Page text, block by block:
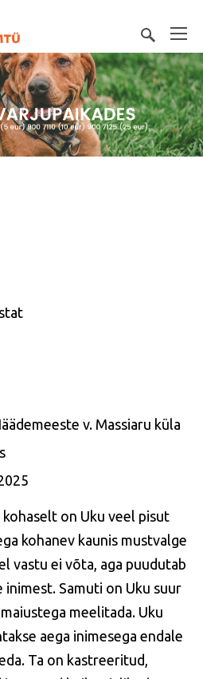
v. Massiaru küla
kohaselt on Uku veel pisut
kohanev kaunis mustvalge
vastu ei võta, aga puudutab
inimest. Samuti on Uku suur
meelitada. Uku
aega inimesega endale
Ta on kastreeritud,